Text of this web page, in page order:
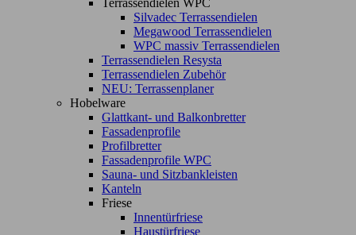
Terrassendielen WPC
Silvadec Terrassendielen
Megawood Terrassendielen
WPC massiv Terrassendielen
Terrassendielen Resysta
Terrassendielen Zubehör
NEU: Terrassenplaner
Hobelware
Glattkant- und Balkonbretter
Fassadenprofile
Profilbretter
Fassadenprofile WPC
Sauna- und Sitzbankleisten
Kanteln
Friese
Innentürfriese
Haustürfriese